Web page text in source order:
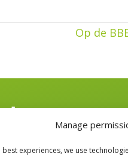
Manage
experiences, we use
Op de
ons